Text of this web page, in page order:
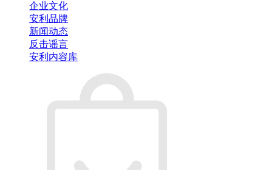
企业文化
安利品牌
新闻动态
反击谣言
安利内容库